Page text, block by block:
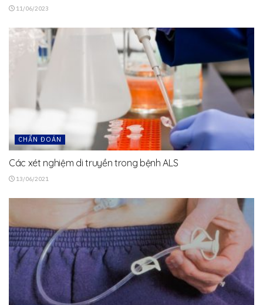
11/06/2023
CHẨN ĐOÁN
Các xét nghiệm di truyền trong bệnh ALS
13/06/2021